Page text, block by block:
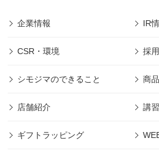
企業情報 IR
CSR・環境 採
シモジマのできること 商
店舗紹介 講
ギフトラッピング